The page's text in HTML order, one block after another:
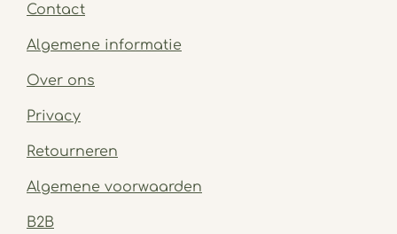
Contact
Algemene informatie
Over ons
Privacy
Retourneren
Algemene voorwaarden
B2B